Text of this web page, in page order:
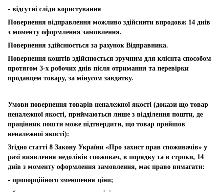
- відсутні сліди користування
Повернення відправлення можливо здійснити впродовж 14 днів
з моменту оформлення замовлення.
Повернення здійснюється за рахунок Відправника.
Повернення коштів здійснюється зручним для клієнта способом
протягом 3-х робочих днів після отримання та перевірки
продавцем товару, за мінусом завдатку.
Умови повернення товарів неналежної якості (докази що товар
неналежної якості, приймаються лише з відділення пошти, де
працівник пошти може підтвердити, що товар прийшов
неналежної якості):
Згідно статті 8 Закону України «Про захист прав споживачів» у
разі виявлення недоліків споживач, в порядку та в строки, 14
днів з моменту оформлення замовлення, має право вимагати:
- пропорційного зменшення ціни;